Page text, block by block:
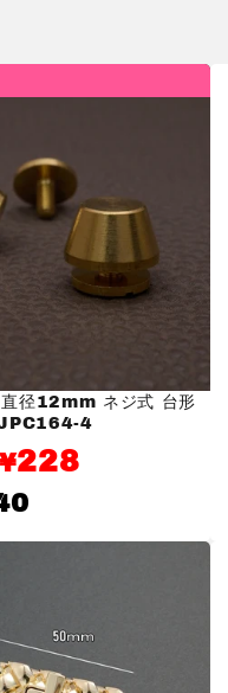
径12mm ネジ式 台形
4
¥228